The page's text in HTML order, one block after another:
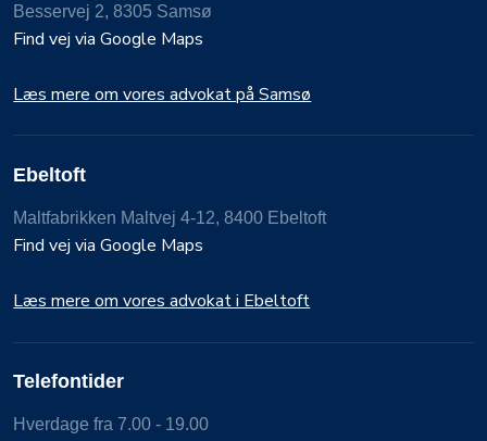
Besservej 2, 8305 Samsø
Find vej via Google Maps
Læs mere om vores advokat på Samsø
Ebeltoft
Maltfabrikken Maltvej 4-12, 8400 Ebeltoft
Find vej via Google Maps
Læs mere om vores advokat i Ebeltoft
Telefontider
Hverdage fra 7.00 - 19.00